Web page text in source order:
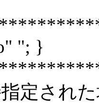
"; }
定され